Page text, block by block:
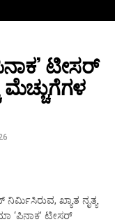
ಟೀಸರ್
ನಿರ್ಮಿಸಿರುವ, ಖ್ಯಾತ ನೃತ್ಯ
‘ಪಿನಾಕ’ ಟೀಸರ್